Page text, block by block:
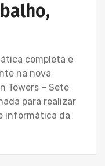
completa e
na nova
Towers – Sete
para realizar
informática da